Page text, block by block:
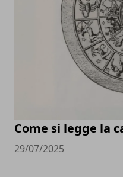
Come si legge la
29/07/2025